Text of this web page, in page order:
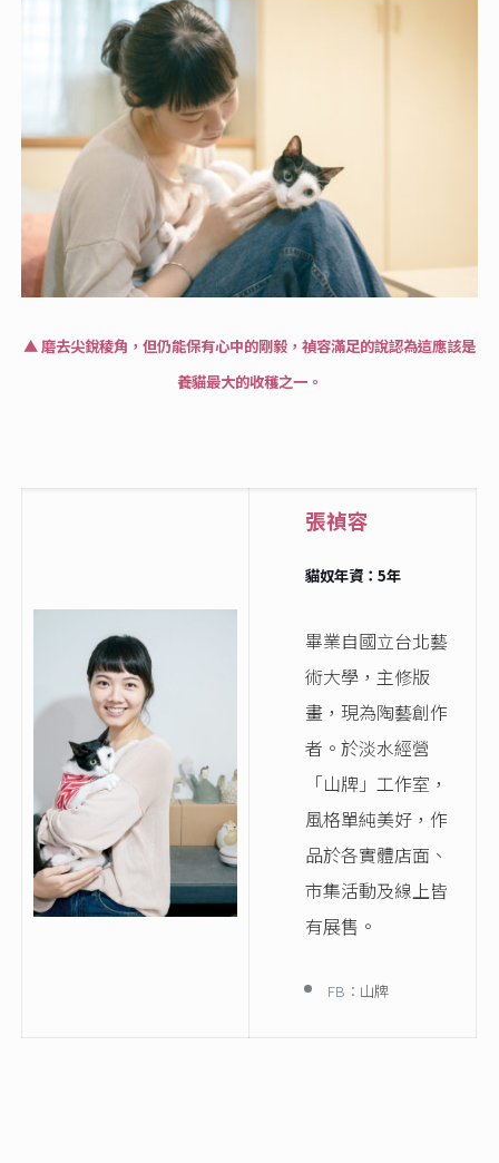
▲ 磨去尖銳稜角，但仍能保有心中的剛毅，禎容滿足的說認為這應該是
養貓最大的收穫之一。
張禎容
貓奴年資：5年
畢業自國立台北藝
術大學，主修版
畫，現為陶藝創作
者。於淡水經營
「山牌」工作室，
風格單純美好，作
品於各實體店面、
市集活動及線上皆
有展售。
FB： 山牌